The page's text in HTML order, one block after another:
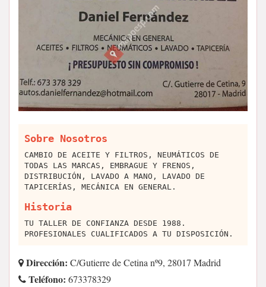
Sobre Nosotros
CAMBIO DE ACEITE Y FILTROS, NEUMÁTICOS DE
TODAS LAS MARCAS, EMBRAGUE Y FRENOS,
DISTRIBUCIÓN, LAVADO A MANO, LAVADO DE
TAPICERÍAS, MECÁNICA EN GENERAL.
Historia
TU TALLER DE CONFIANZA DESDE 1988.
PROFESIONALES CUALIFICADOS A TU DISPOSICIÓN.
Dirección: C/Gutierre de Cetina nº9, 28017 Madrid
Teléfono: 673378329